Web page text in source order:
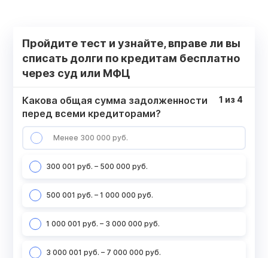
Пройдите тест и узнайте, вправе ли вы
списать долги по кредитам бесплатно
через суд или МФЦ
Какова общая сумма задолженности
перед всеми кредиторами?
Менее 300 000 руб.
300 001 руб. – 500 000 руб.
500 001 руб. – 1 000 000 руб.
1 000 001 руб. – 3 000 000 руб.
3 000 001 руб. – 7 000 000 руб.
1 из 4